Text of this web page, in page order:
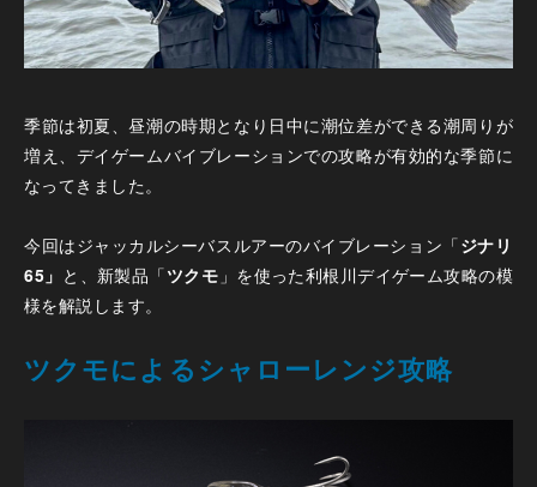
季節は初夏、昼潮の時期となり日中に潮位差ができる潮周りが
増え、デイゲームバイブレーションでの攻略が有効的な季節に
なってきました。
今回はジャッカルシーバスルアーのバイブレーション「ジナリ
65」 と、新製品「ツクモ 」を使った利根川デイゲーム攻略の模
様を解説します。
ツクモによるシャローレンジ攻略